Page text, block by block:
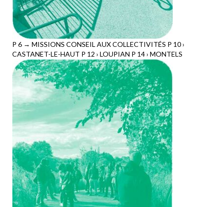
P 6 → MISSIONS CONSEIL AUX COLLECTIVITÉS P 10 ›
CASTANET-LE-HAUT P 12 › LOUPIAN P 14 › MONTELS